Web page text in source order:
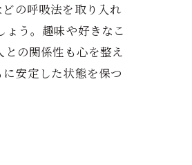
の呼吸法を取り入れ
う。趣味や好きなこ
の関係性も心を整え
安定した状態を保つ